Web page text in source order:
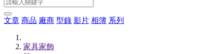
文章 商品 廠商 型錄 影片 相簿 系列
家具家飾